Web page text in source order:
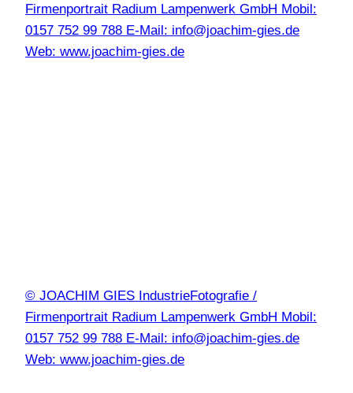
Firmenportrait Radium Lampenwerk GmbH Mobil:
0157 752 99 788 E-Mail: info@joachim-gies.de
Web: www.joachim-gies.de
© JOACHIM GIES IndustrieFotografie /
Firmenportrait Radium Lampenwerk GmbH Mobil:
0157 752 99 788 E-Mail: info@joachim-gies.de
Web: www.joachim-gies.de